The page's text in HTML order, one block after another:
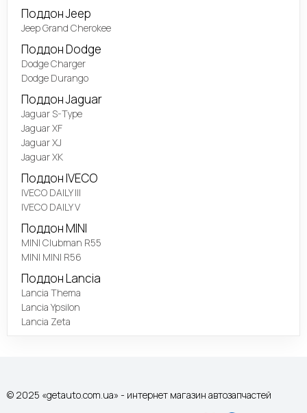
Поддон Jeep
Jeep Grand Cherokee
Поддон Dodge
Dodge Charger
Dodge Durango
Поддон Jaguar
Jaguar S-Type
Jaguar XF
Jaguar XJ
Jaguar XK
Поддон IVECO
IVECO DAILY III
IVECO DAILY V
Поддон MINI
MINI Clubman R55
MINI MINI R56
Поддон Lancia
Lancia Thema
Lancia Ypsilon
Lancia Zeta
© 2025 «getauto.com.ua» - интернет магазин автозапчастей